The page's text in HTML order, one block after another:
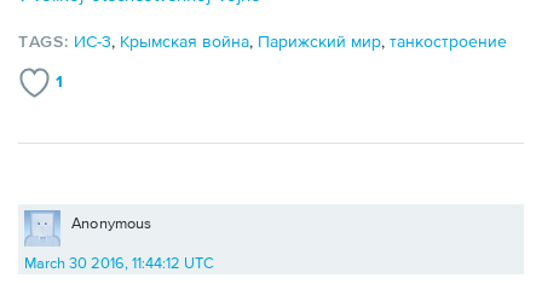
TAGS: ИС-3, Крымская война, Парижский мир,танкостроение
1
Anonymous
March 30 2016, 11:44:12 UTC